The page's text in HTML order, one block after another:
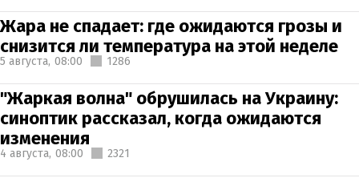
Жара не спадает: где ожидаются грозы и
снизится ли температура на этой неделе
5 августа, 08:00 1286
"Жаркая волна" обрушилась на Украину:
синоптик рассказал, когда ожидаются
изменения
4 августа, 08:00 2321